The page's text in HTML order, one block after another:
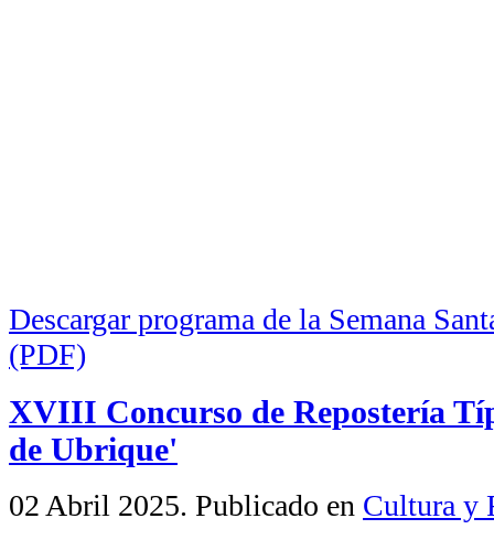
Descargar programa de la Semana
(PDF)
XVIII Concurso de Repostería
de Ubrique'
02 Abril 2025. Publicado en Cultura y